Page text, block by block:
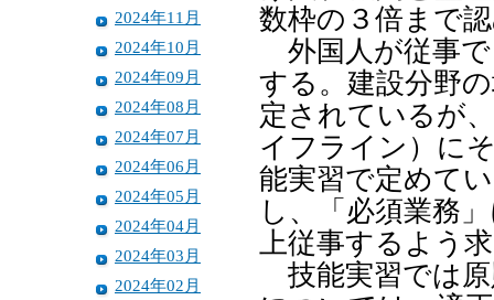
2024年11月
2024年10月
2024年09月
2024年08月
2024年07月
2024年06月
2024年05月
2024年04月
2024年03月
2024年02月
数枠の３倍まで
外国人が従事で
する。建設分野
定されているが
イフライン）に
能実習で定めて
し、「必須業務
上従事するよう
技能実習では原